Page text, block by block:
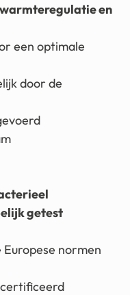
en
een optimale
door de
getest
normen